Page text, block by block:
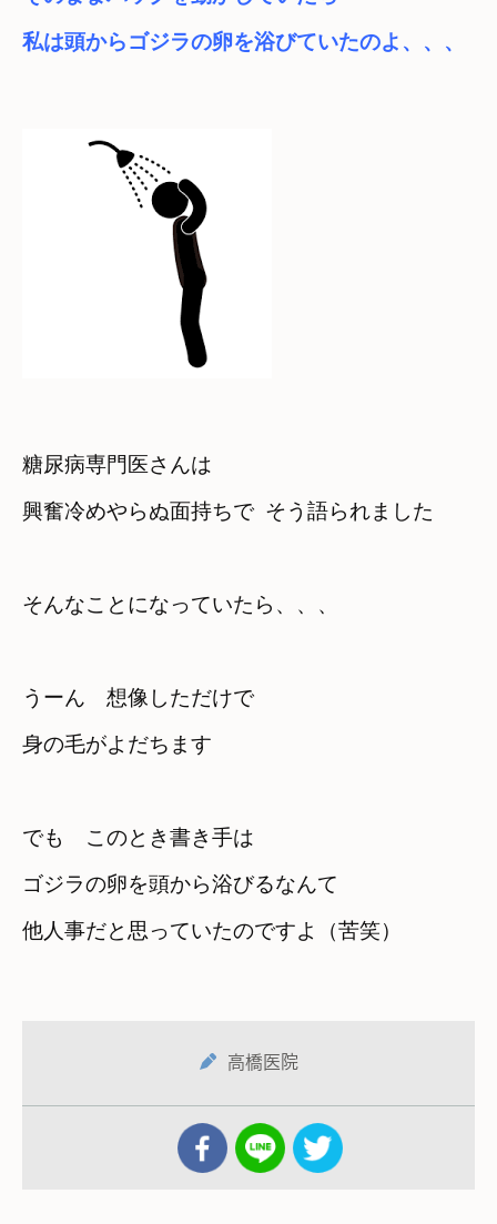
私は頭からゴジラの卵を浴びていたのよ、、、
糖尿病専門医さんは
興奮冷めやらぬ面持ちで  そう語られました
そんなことになっていたら、、、
うーん　想像しただけで
身の毛がよだちます
でも　このとき書き手は
ゴジラの卵を頭から浴びるなんて
他人事だと思っていたのですよ（苦笑）
高橋医院